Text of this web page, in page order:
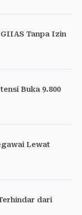
Tanpa Izin
Buka 9.800
Lewat
dari